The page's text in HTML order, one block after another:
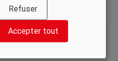
Refuser
Accepter tout